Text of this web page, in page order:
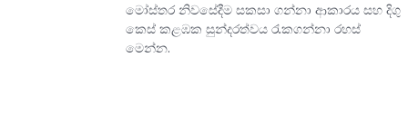
මෝස්තර නිවසේදීම සකසා ගන්නා ආකාරය සහ දිගු
කෙස් කළඹක සුන්දරත්වය රැකගන්නා රහස්
මෙන්න.